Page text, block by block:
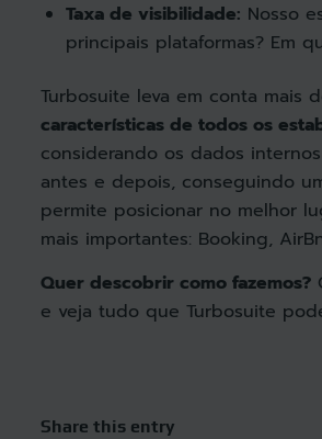
Taxa de visibilidade: Nosso
principais plataformas? Em
Turbosuite leva em conta mais
características de todos os
considerando os dados
antes e depois, conseguindo
permite posicionar no melhor
mais importantes: Booking,
Quer descobrir como fazemos?
e veja tudo que Turbosuite
Share this entry